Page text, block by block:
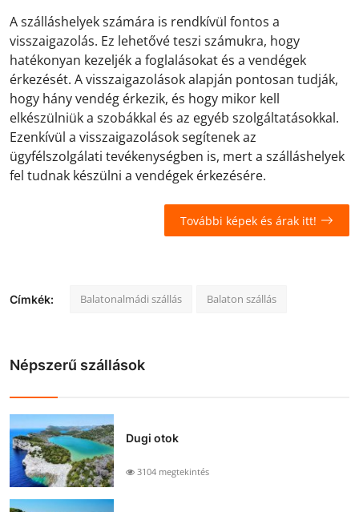
A szálláshelyek számára is rendkívül fontos a
visszaigazolás. Ez lehetővé teszi számukra, hogy
hatékonyan kezeljék a foglalásokat és a vendégek
érkezését. A visszaigazolások alapján pontosan tudják,
hogy hány vendég érkezik, és hogy mikor kell
elkészülniük a szobákkal és az egyéb szolgáltatásokkal.
Ezenkívül a visszaigazolások segítenek az
ügyfélszolgálati tevékenységben is, mert a szálláshelyek
fel tudnak készülni a vendégek érkezésére.
További képek és árak itt!
Címkék: Balatonalmádi szállás Balaton szállás
Népszerű szállások
Dugi otok
3104 megtekintés